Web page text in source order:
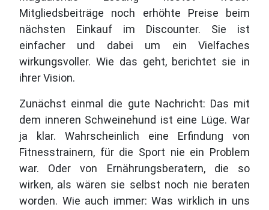
Mitgliedsbeiträge noch erhöhte Preise beim
nächsten Einkauf im Discounter. Sie ist
einfacher und dabei um ein Vielfaches
wirkungsvoller. Wie das geht, berichtet sie in
ihrer Vision.
Zunächst einmal die gute Nachricht: Das mit
dem inneren Schweinehund ist eine Lüge. War
ja klar. Wahrscheinlich eine Erfindung von
Fitnesstrainern, für die Sport nie ein Problem
war. Oder von Ernährungsberatern, die so
wirken, als wären sie selbst noch nie beraten
worden. Wie auch immer: Was wirklich in uns